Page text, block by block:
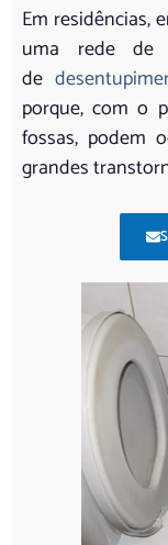
Em residências,
uma rede de
de
porque, com o
fossas, podem
grandes